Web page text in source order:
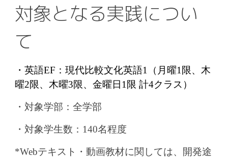
対象となる実践につい
て
・英語EF：現代比較文化英語1（月曜1限、木
曜2限、木曜3限、金曜日1限 計4クラス）
・ 対象学部：全学部
・対象学生数：140名程度
*Webテキスト・動画教材に関しては、開発途